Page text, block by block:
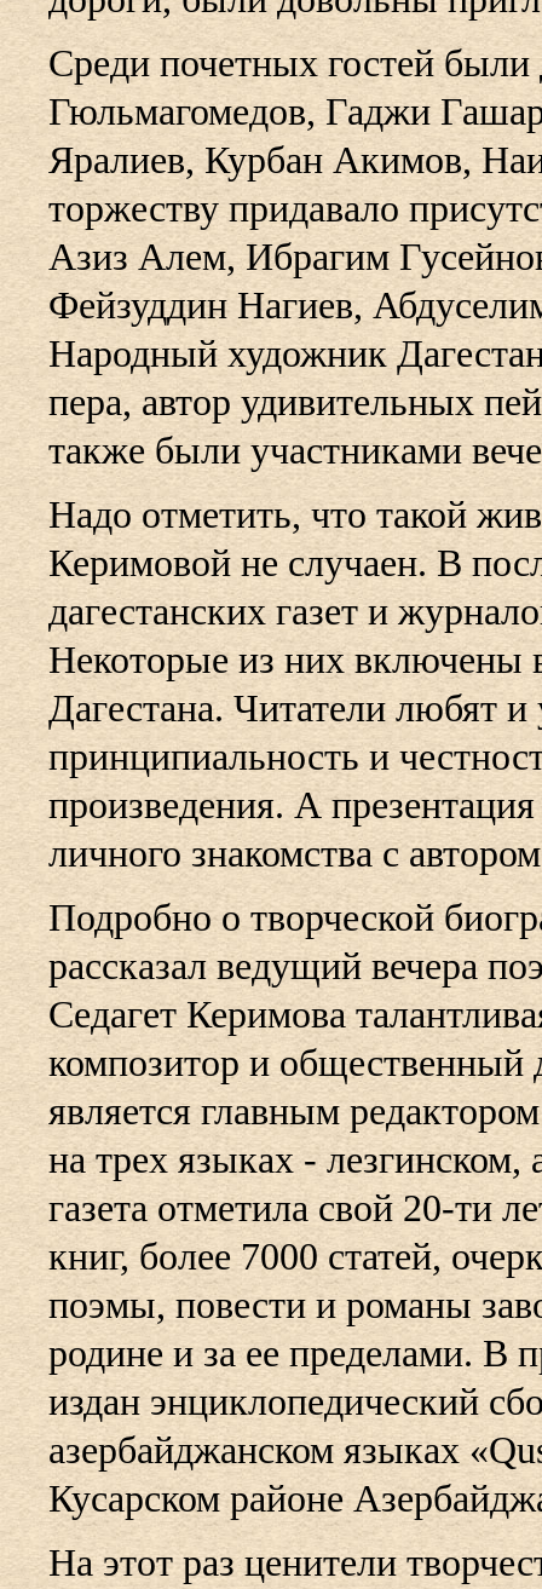
Cреди почетных гостей
Гюльмагомедов, Гаджи
Яралиев, Курбан Акимов,
торжеству придавало
Азиз Алем, Ибрагим
Фейзуддин Нагиев,
Народный художник
пера, автор удивительных
также были участниками
Надо отметить, что такой
Керимовой не случаен. В
дагестанских газет и
Некоторые из них включены
Дагестана. Читатели любят
принципиальность и
произведения. А
личного знакомства с
Подробно о творческой
рассказал ведущий вечера
Седагет Керимова
композитор и общественный
является главным
на трех языках -
газета отметила свой 20-ти
книг, более 7000 статей,
поэмы, повести и романы
родине и за ее пределами. В
издан энциклопедический
азербайджанском языках
Кусарском районе
На этот раз ценители